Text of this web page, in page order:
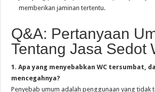
memberikan jaminan tertentu.
Q&A: Pertanyaan
Tentang Jasa Sedot
1. Apa yang menyebabkan WC tersumbat,
mencegahnya?
Penyebab umum adalah penggunaan yang tidak